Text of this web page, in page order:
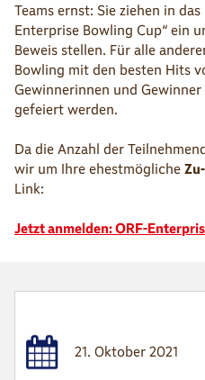
Teams ernst: Sie ziehen in
Enterprise Bowling Cup“ ein
Beweis stellen. Für alle
Bowling mit den besten Hits
Gewinnerinnen und Gewinner
gefeiert werden.
Da die Anzahl der
wir um Ihre ehestmögliche
Link:
Jetzt anmelden: ORF-
21. Oktober 2021